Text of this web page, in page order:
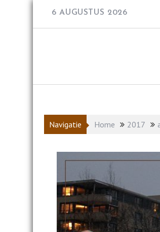
6 AUGUSTUS 2026
Navigatie Home 2017